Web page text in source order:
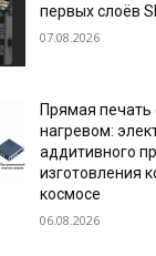
первых слоёв
07.08.2026
Прямая
нагревом:
аддитивного
изготовления
космосе
06.08.2026